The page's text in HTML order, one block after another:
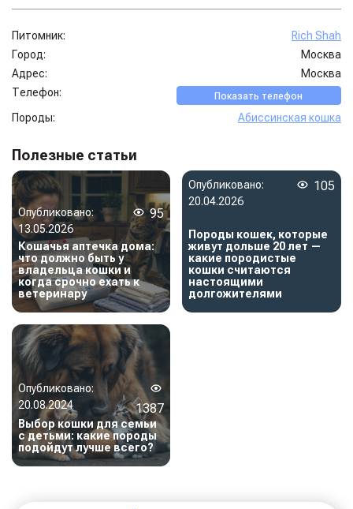
Питомник:
Rich Shah
Город:
Москва
Адрес:
Москва
Телефон:
Показать телефон
Породы: Абиссинская кошка
Полезные статьи
Опубликовано:
13.05.2026
95
Кошачья аптечка дома:
что должно быть у
владельца кошки и
когда срочно ехать к
ветеринару
Опубликовано:
20.04.2026
105
Породы кошек, которые
живут дольше 20 лет —
какие породистые
кошки считаются
настоящими
долгожителями
Опубликовано:
20.08.2024
1387
Выбор кошки для семьи
с детьми: какие породы
подойдут лучше всего?